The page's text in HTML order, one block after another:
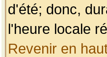
d'été; donc,
l'heure locale
Revenir en